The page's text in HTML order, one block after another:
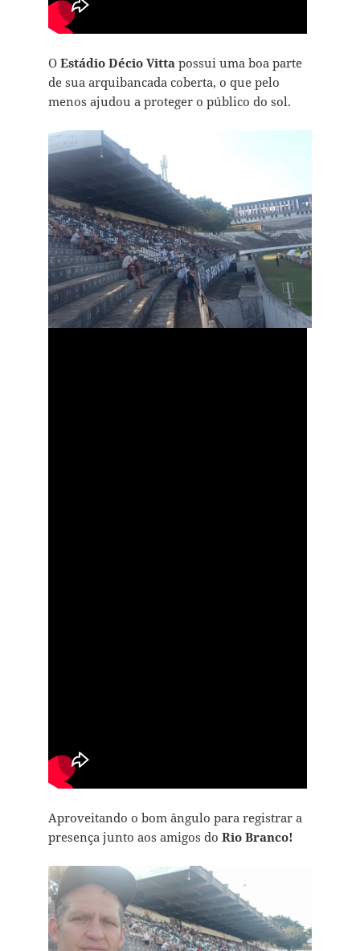
O Estádio Décio Vittapossui uma boa parte
de sua arquibancada coberta, o que pelo
menos ajudou a proteger o público do sol.
Aproveitando o bom ângulo para registrar a
presença junto aos amigos do Rio Branco!